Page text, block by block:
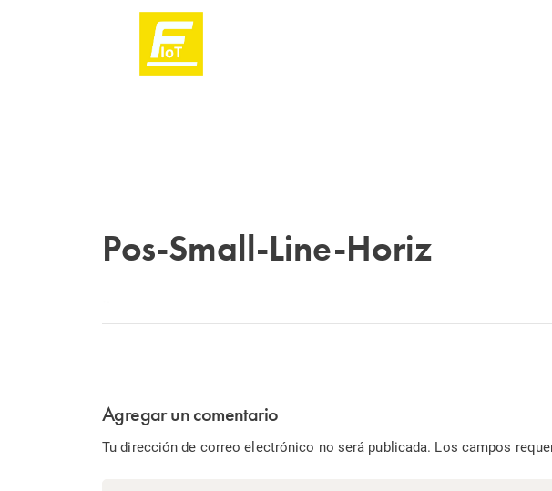
Pos-Small-Line-Horiz
Agregar un comentario
Tu dirección de correo electrónico no será publicada. Los campos